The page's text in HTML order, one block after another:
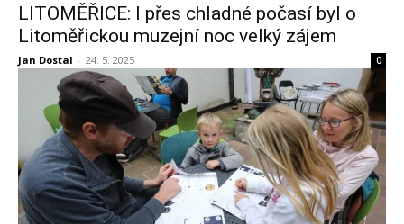
LITOMĚŘICE: I přes chladné počasí byl o
Litoměřickou muzejní noc velký zájem
Jan Dostal - 24. 5. 2025 0